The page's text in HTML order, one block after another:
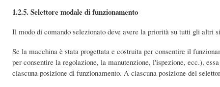
1.2.5. Selettore modale di funzionamento
Il modo di comando selezionato deve avere la priorità su tutti gli altri
Se la macchina è stata progettata e costruita per consentire il
per consentire la regolazione, la manutenzione, l'ispezione, ecc.),
ciascuna posizione di funzionamento. A ciascuna posizione del